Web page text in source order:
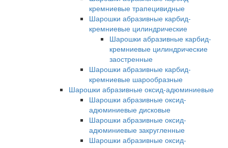
кремниевые трапецивидные
Шарошки абразивные карбид-
кремниевые цилиндрические
Шарошки абразивные карбид-
кремниевые цилиндрические
заостренные
Шарошки абразивные карбид-
кремниевые шарообразные
Шарошки абразивные оксид-адюминиевые
Шарошки абразивные оксид-
адюминиевые дисковые
Шарошки абразивные оксид-
адюминиевые закругленные
Шарошки абразивные оксид-